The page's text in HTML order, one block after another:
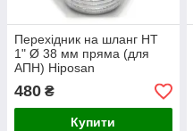
Перехідник на шланг НТ
1" Ø 38 мм пряма (для
АПН) Hiposan
480 ₴
Купити